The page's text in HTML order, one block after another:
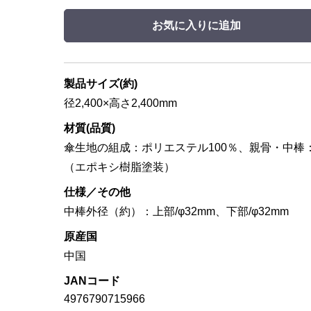
お気に入りに追加
製品サイズ(約)
径2,400×高さ2,400mm
材質(品質)
傘生地の組成：ポリエステル100％、親骨・中棒
（エポキシ樹脂塗装）
仕様／その他
中棒外径（約）：上部/φ32mm、下部/φ32mm
原産国
中国
JANコード
4976790715966